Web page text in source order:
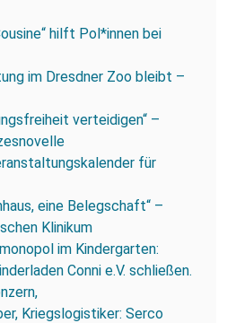
hilft Pol*innen bei
im Dresdner Zoo bleibt –
verteidigen“ –
für
eine Belegschaft“ –
Klinikum
im Kindergarten:
Conni e.V. schließen.
Kriegslogistiker: Serco